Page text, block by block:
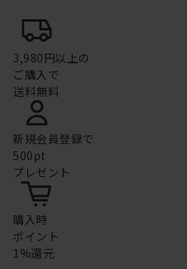
3,980円以上の
ご購入で
送料無料
新規会員登録で
500pt
プレゼント
購入時
ポイント
1%還元